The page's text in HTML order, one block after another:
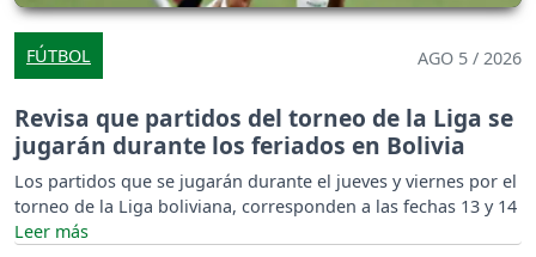
FÚTBOL AGO 5 / 2026
Revisa que partidos del torneo de la Liga se
jugarán durante los feriados en Bolivia
Los partidos que se jugarán durante el jueves y viernes por el
torneo de la Liga boliviana, corresponden a las fechas 13 y 14